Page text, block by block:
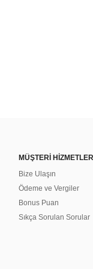
MÜŞTERİ HİZMETLERİ
Bize Ulaşın
Ödeme ve Vergiler
Bonus Puan
Sıkça Sorulan Sorular